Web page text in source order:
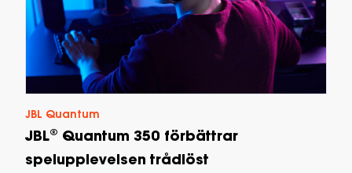
JBL Quantum
JBL® Quantum 350 förbättrar
spelupplevelsen trådlöst